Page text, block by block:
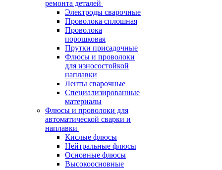
ремонта деталей
Электроды сварочные
Проволока сплошная
Проволока
порошковая
Прутки присадочные
Флюсы и проволоки
для износостойкой
наплавки
Ленты сварочные
Специализированные
материалы
Флюсы и проволоки для
автоматической сварки и
наплавки
Кислые флюсы
Нейтральные флюсы
Основные флюсы
Высокоосновные